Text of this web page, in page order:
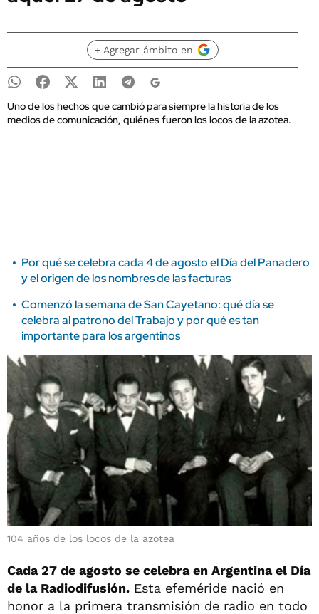
+ Agregar ámbito en
Uno de los hechos que cambió para siempre la historia de los
medios de comunicación, quiénes fueron los locos de la azotea.
Por qué se celebra cada 4 de agosto el Día del Panadero
y el origen de los nombres de las facturas
Comenzó la semana de San Cayetano: qué día se
celebra al patrono del Trabajo y por qué es tan
importante para los argentinos
104 años de los locos de la azotea
Cada 27 de agosto se celebra en Argentina el Día
de la Radiodifusión. Esta efeméride nació en
honor a la primera transmisión de radio en todo